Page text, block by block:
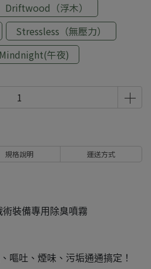
Driftwood（浮木）
Stressless（無壓力）
Mindnight(午夜)
規格說明 運送方式
裝備專用除臭噴霧
嘔吐、煙味、污垢通通搞定！